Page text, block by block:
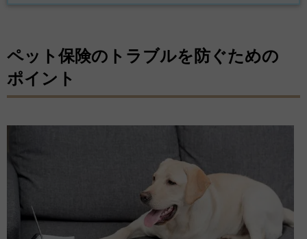
ペット保険のトラブルを防ぐための
ポイント